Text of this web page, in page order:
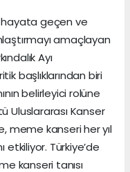
hayata geçen ve
amaçlayan
Ayı
başlıklarından biri
belirleyici rolüne
Uluslararası Kanser
meme kanseri her yıl
etkiliyor. Türkiye’de
kanseri tanısı